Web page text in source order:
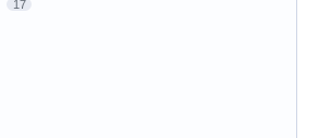
17